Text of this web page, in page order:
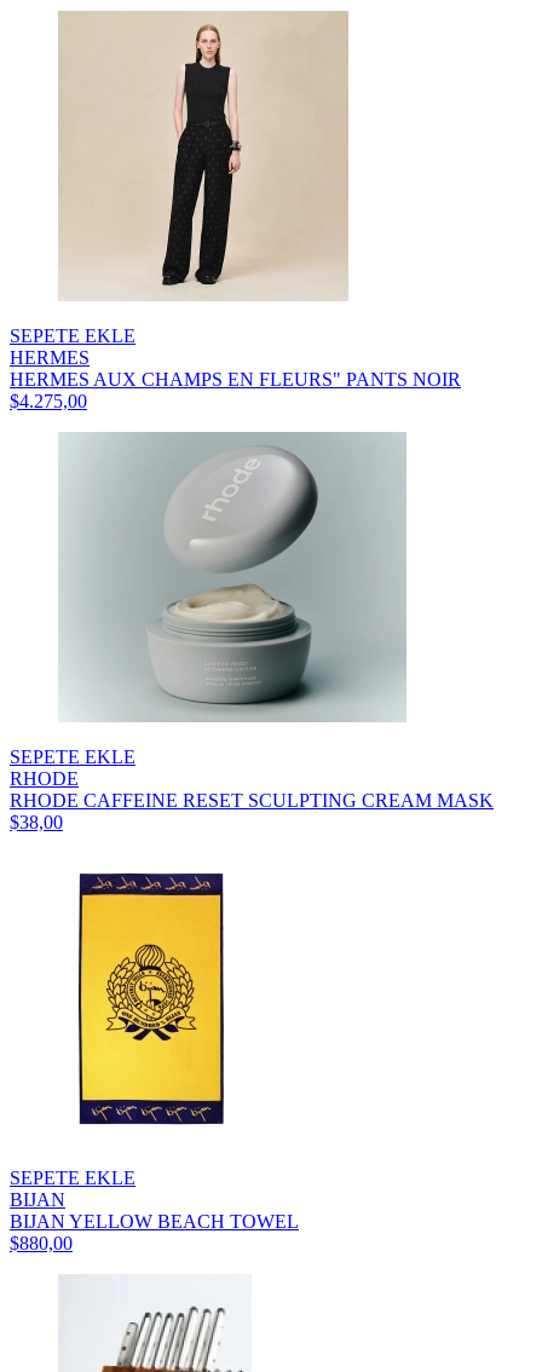
SEPETE EKLE
HERMES
HERMES AUX CHAMPS EN FLEURS" PANTS NOIR
$4.275,00
SEPETE EKLE
RHODE
RHODE CAFFEINE RESET SCULPTING CREAM MASK
$38,00
SEPETE EKLE
BIJAN
BIJAN YELLOW BEACH TOWEL
$880,00